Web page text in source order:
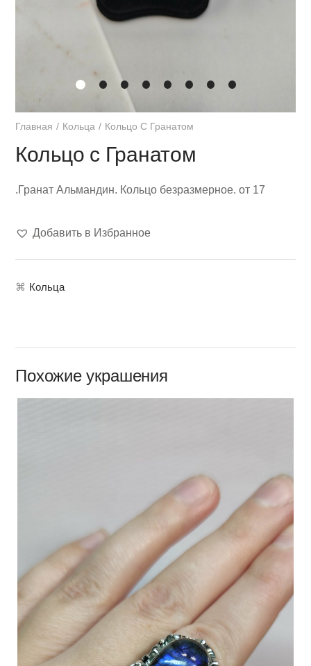
Главная Кольца Кольцо С Гранатом
Кольцо с Гранатом
.Гранат Альмандин. Кольцо безразмерное. от 17
Добавить в Избранное
⌘ Кольца
Похожие украшения